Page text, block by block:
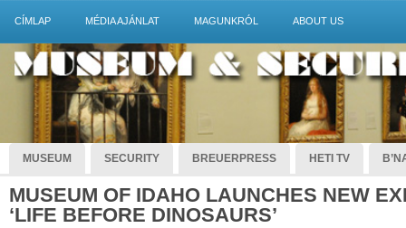
CÍMLAP MÉDIA AJÁNLAT MAGUNKRÓL ABOUT US
MUSEUM SECURITY BREUERPRESS HETI TV
MUSEUM OF IDAHO LAUNCHES NEW
‘LIFE BEFORE DINOSAURS’